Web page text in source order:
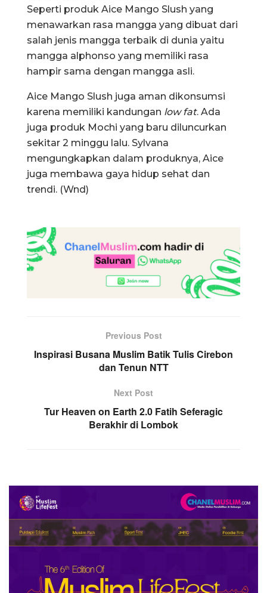
Seperti produk Aice Mango Slush yang
menawarkan rasa mangga yang dibuat dari
salah jenis mangga terbaik di dunia yaitu
mangga alphonso yang memiliki rasa
hampir sama dengan mangga asli.
Aice Mango Slush juga aman dikonsumsi
karena memiliki kandungan low fat. Ada
juga produk Mochi yang baru diluncurkan
sekitar 2 minggu lalu. Sylvana
mengungkapkan dalam produknya, Aice
juga membawa gaya hidup sehat dan
trendi. (Wnd)
Previous Post
Inspirasi Busana Muslim Batik Tulis Cirebon
dan Tenun NTT
Next Post
Tur Heaven on Earth 2.0 Fatih Seferagic
Berakhir di Lombok